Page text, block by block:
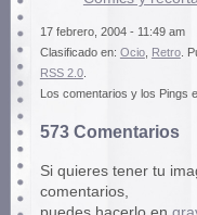
17 febrero, 2004 - 11:49 am
Clasificado en: Ocio, Retro.
RSS 2.0.
Los comentarios y los Pings
573 Comentarios
Si quieres tener tu
comentarios,